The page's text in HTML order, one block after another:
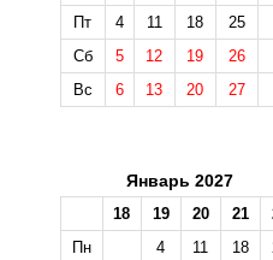
Пт
4 11 18
25
Сб
5 12 19
26
Вс
6 13 20 27
Январь 2027
18 19 20 21
Пн
4 11 18